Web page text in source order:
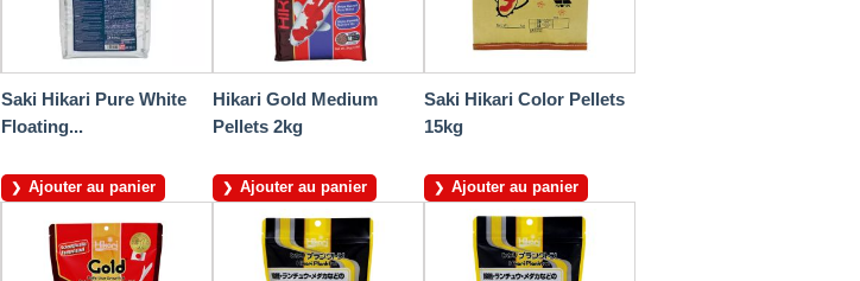
Saki Hikari Pure White
Floating...
Ajouter au panier
Hikari Gold Medium
Pellets 2kg
Ajouter au panier
Saki Hikari Color Pellets
15kg
Ajouter au panier